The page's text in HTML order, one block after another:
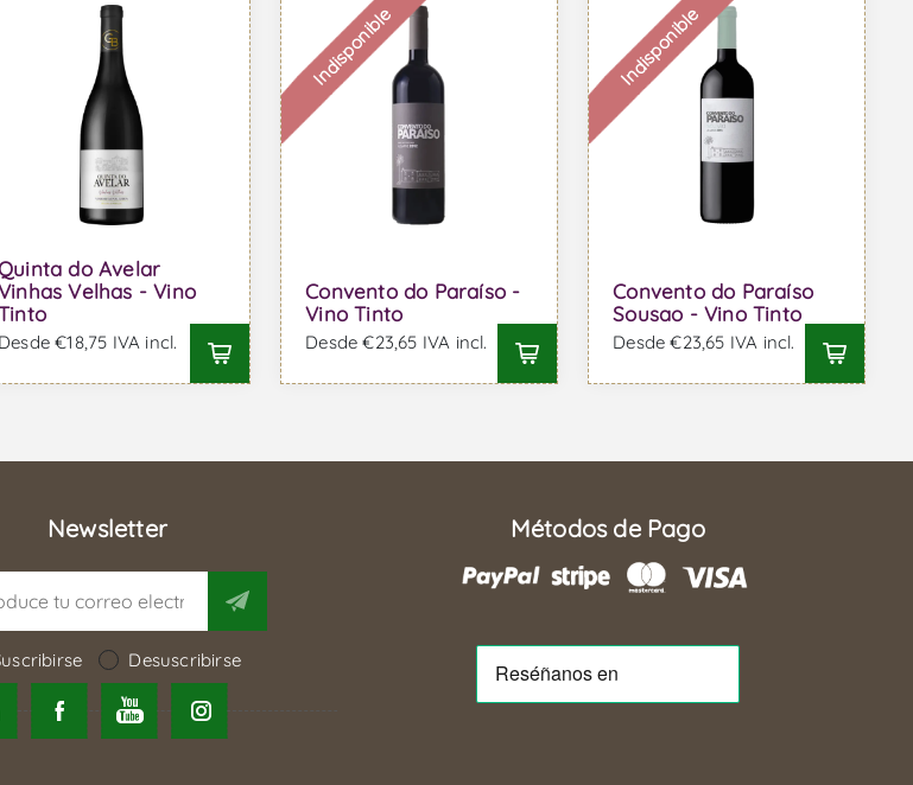
do Avelar
Velhas - Vino
Desde €18,75 IVA incl.
Indisponible
Convento do Paraíso -
Vino Tinto
Desde €23,65 IVA incl.
Indisponible
Convento do Paraíso
Sousao - Vino Tinto
Desde €23,65 IVA incl.
Newsletter
Desuscribirse
Métodos de Pago